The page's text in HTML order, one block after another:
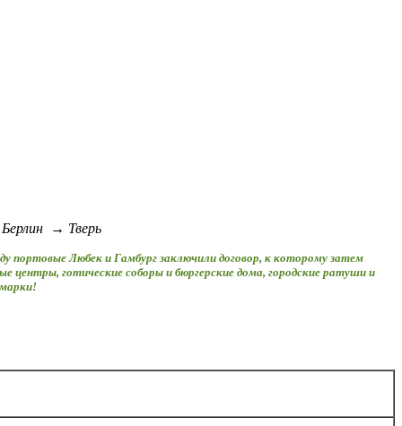
→ Тверь
портовые Любек и Гамбург заключили договор, к которому затем
центры, готические соборы и бюргерские дома, городские ратуши и